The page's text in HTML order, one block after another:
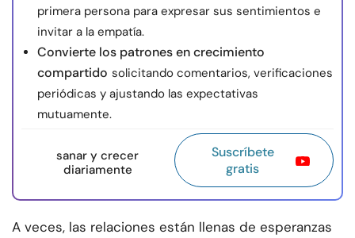
primera persona para expresar sus sentimientos e
invitar a la empatía.
Convierte los patrones en crecimiento
compartido solicitando comentarios, verificaciones
periódicas y ajustando las expectativas
mutuamente.
sanar y crecer
diariamente
Suscríbete
gratis
A veces, las relaciones están llenas de esperanzas